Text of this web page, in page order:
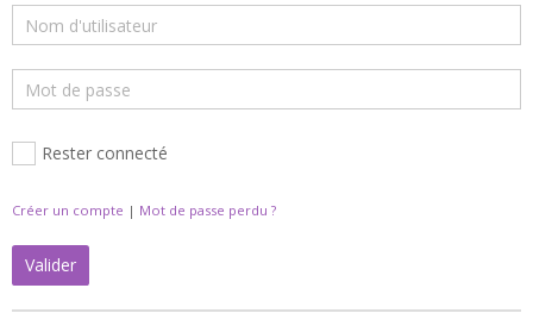
Rester connecté
Créer un compte | Mot de passe perdu ?
Valider